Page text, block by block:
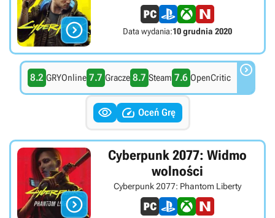
 Data wydania:10 grudnia 2020
8.2 GRYOnline 7.7 Gracze 8.7 Steam 7.6 OpenCritic 
  Oceń Grę

Cyberpunk 2077: Widmo
wolności
Cyberpunk 2077: Phantom Liberty